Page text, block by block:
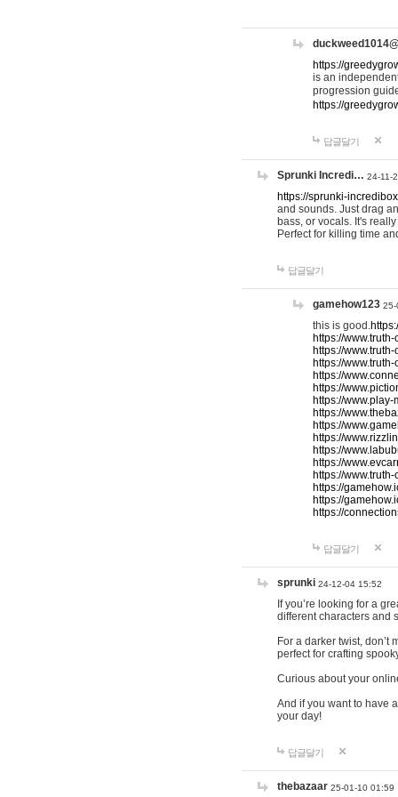
https://
is an
progression
https://
답글달기
Sprunki Incredi… 24-11-
https://sprunki-
and sounds. Just drag
bass, or vocals. It's
Perfect for killing time
답글달기
gamehow123 25-
this is good.
https://
https://
https://
https://
https://
https://
https://
https://
https://
https://
https://
https://
https://
https://
https://
답글달기
sprunki 24-12-04 15:52
If you’re looking for a
different characters and
For a darker twist, don’t
perfect for crafting
Curious about your
And if you want to have
your day!
답글달기
thebazaar 25-01-10 01:59